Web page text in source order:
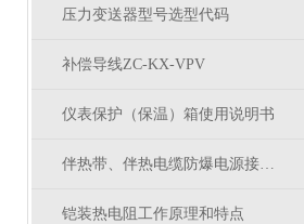
压力变送器型号选型代码
补偿导线ZC-KX-VPV
仪表保护（保温）箱使用说明书
伴热带、伴热电缆防爆电源接线盒选型
铠装热电阻工作原理和特点